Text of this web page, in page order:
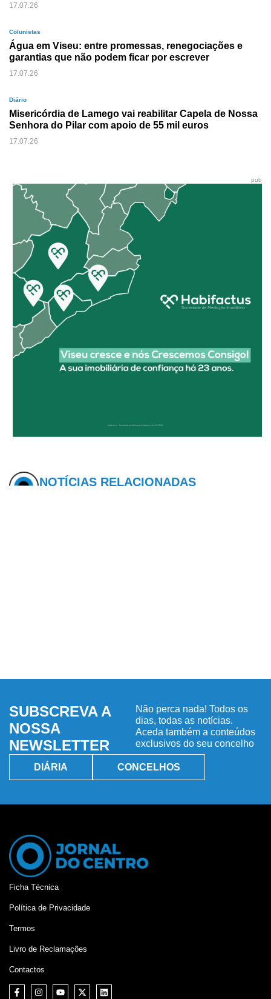
17.07.26
Colunistas
Água em Viseu: entre promessas, renegociações e
garantias que não podem ficar por escrever
17.07.26
Diário
Misericórdia de Lamego vai reabilitar Capela de Nossa
Senhora do Pilar com apoio de 55 mil euros
17.07.26
pub
NOTÍCIAS RELACIONADAS
SUBSCREVA A
NOSSA
NEWSLETTER
Não perca nada! Todos os
dias, todas as notícias.
Aceda também a conteúdos
exclusivos do seu concelho
DIÁRIA CONCELHOS
Ficha Técnica
Política de Privacidade
Termos
Livro de Reclamações
Contactos